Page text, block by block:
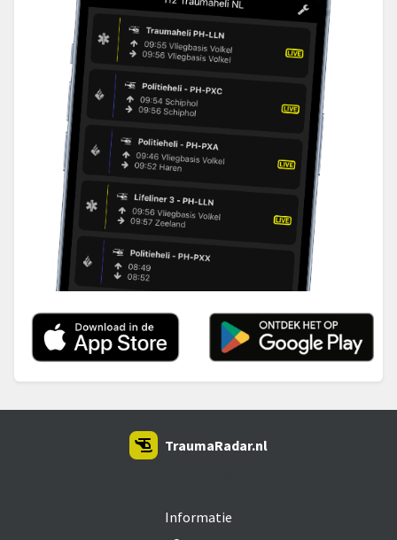
Informatie
TraumaRadar.nl